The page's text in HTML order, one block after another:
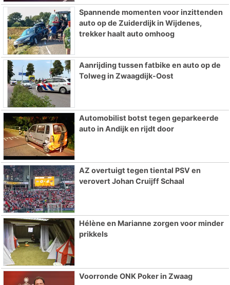
Spannende momenten voor inzittenden
auto op de Zuiderdijk in Wijdenes,
trekker haalt auto omhoog
Aanrijding tussen fatbike en auto op de
Tolweg in Zwaagdijk-Oost
Automobilist botst tegen geparkeerde
auto in Andijk en rijdt door
AZ overtuigt tegen tiental PSV en
verovert Johan Cruijff Schaal
Hélène en Marianne zorgen voor minder
prikkels
Voorronde ONK Poker in Zwaag